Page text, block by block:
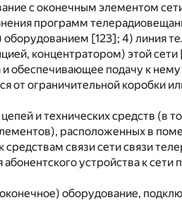
с оконечным элементом
программ
[123]; 4) линия
концентратором) этой сети
и обеспечивающее подачу к
от ограничительной коробки
и технических средств (в
расположенных в
связи сети связи
устройства к сети
оборудование,